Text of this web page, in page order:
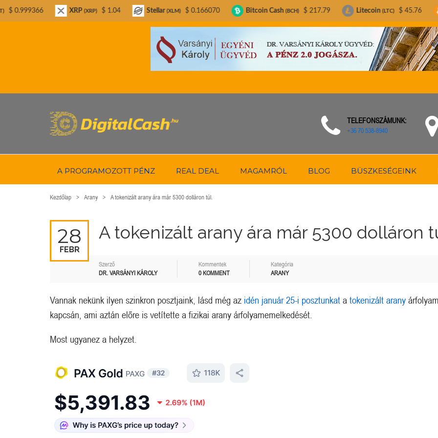
TELEFONSZÁMUNK:
+36 70 538-8940
A PROGRAMOZOTT PÉNZ REAL DEAL MAGAMRÓL BLOG BÜSZKESÉGEINK
Kezdőlap Arany A tokenizált arany ára már 5300 dolláron túl.
28
FEBR
A tokenizált arany ára már 5300 dolláron
Szerző
DR. VARSÁNYI KÁROLY
Kommentek
0 KOMMENT
Kategória
ARANY
Vannak nekünk ilyen szinkron posztjaink, lásd még az idén január 25-i posztunkat a tokenizált arany
kapcsán, ami aztán előre is vetítette a fizikai arany árfolyamemelkedését.
Most ugyanez a helyzet.
XRP(XRP) $ 1.04 Stellar(XLM) $ 0.166070 Bitcoin Cash(BCH) $ 217.79 Litecoin (LTC) $ 45.76 Bitcoin (BTC)